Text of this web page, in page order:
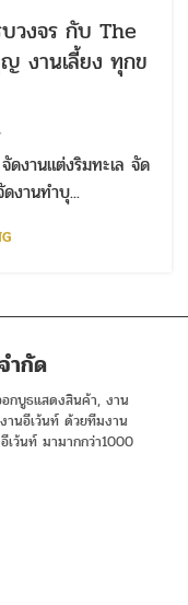
วงจร กับ The
งานเลี้ยง ทุกข
งานแต่งริมทะเล จัด
งานทำบุ...
ำกัด
อกบูธแสดงสินค้า, งาน
านอีเว้นท์ ด้วยทีมงาน
ว้นท์ มามากกว่า1000